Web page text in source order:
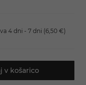
4 dni - 7 dni (6,50 €)
v košarico